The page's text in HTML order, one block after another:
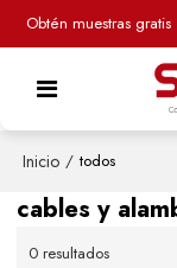
Obtén muestras gratis
Inicio / todos
cables y
0 resultados